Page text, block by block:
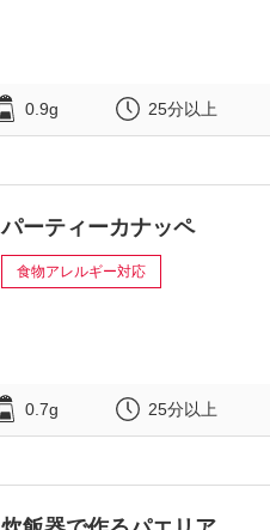
0.9g 25分以上
パーティーカナッペ
食物アレルギー対応
0.7g 25分以上